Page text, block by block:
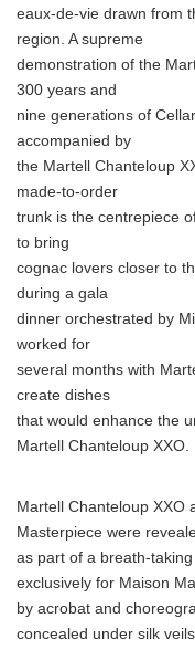
eaux-de-vie drawn from
region. A supreme
demonstration of the
300 years and
nine generations of
accompanied by
the Martell Chanteloup
made-to-order
trunk is the centrepiece
to bring
cognac lovers closer to
during a gala
dinner orchestrated by
worked for
several months with
create dishes
that would enhance the
Martell Chanteloup XXO.
Martell Chanteloup XXO
Masterpiece were
as part of a breath-
exclusively for Maison
by acrobat and
concealed under silk